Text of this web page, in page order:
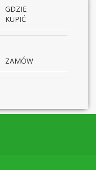
GDZIE
KUPIĆ
ZAMÓW